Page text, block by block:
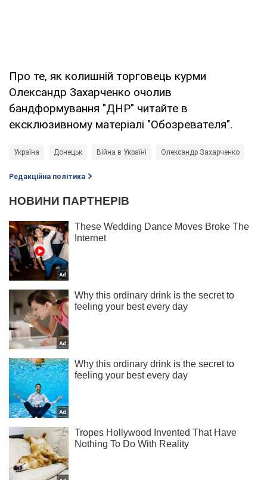
Про те, як колишній торговець курми
Олександр Захарченко очолив
бандформування "ДНР" читайте в
ексклюзивному матеріалі "Обозревателя".
Україна Донецьк Війна в Україні Олександр Захарченко
Редакційна політика